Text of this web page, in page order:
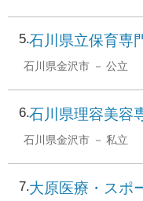
5 石川県立保育専
石川県金沢市 公立
6 石川県理容美容
石川県金沢市 私立
7 大原医療・スポ